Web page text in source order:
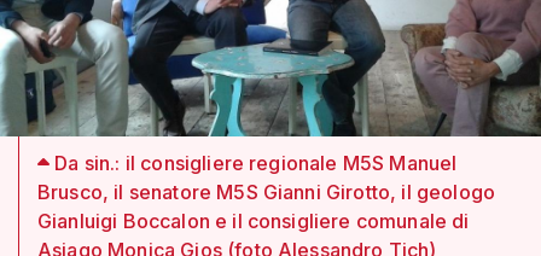
Da sin.: il consigliere regionale M5S Manuel
Brusco, il senatore M5S Gianni Girotto, il geologo
Gianluigi Boccalon e il consigliere comunale di
Asiago Monica Gios (foto Alessandro Tich)